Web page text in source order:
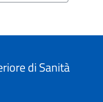
di Sanità